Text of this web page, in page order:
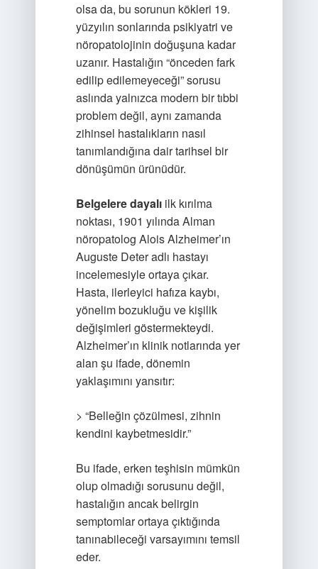
olsa da, bu sorunun kökleri 19.
yüzyılın sonlarında psikiyatri ve
nöropatolojinin doğuşuna kadar
uzanır. Hastalığın “önceden fark
edilip edilemeyeceği” sorusu
aslında yalnızca modern bir tıbbi
problem değil, aynı zamanda
zihinsel hastalıkların nasıl
tanımlandığına dair tarihsel bir
dönüşümün ürünüdür.
Belgelere dayalıilk kırılma
noktası, 1901 yılında Alman
nöropatolog Alois Alzheimer’ın
Auguste Deter adlı hastayı
incelemesiyle ortaya çıkar.
Hasta, ilerleyici hafıza kaybı,
yönelim bozukluğu ve kişilik
değişimleri göstermekteydi.
Alzheimer’ın klinik notlarında yer
alan şu ifade, dönemin
yaklaşımını yansıtır:
> “Belleğin çözülmesi, zihnin
kendini kaybetmesidir.”
Bu ifade, erken teşhisin mümkün
olup olmadığı sorusunu değil,
hastalığın ancak belirgin
semptomlar ortaya çıktığında
tanınabileceği varsayımını temsil
eder.